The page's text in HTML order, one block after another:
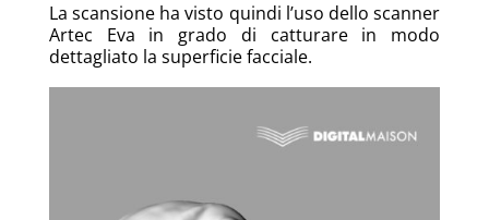
La scansione ha visto quindi l’uso dello scanner
Artec Eva in grado di catturare in modo
dettagliato la superficie facciale.